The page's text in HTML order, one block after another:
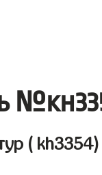
( kh3354)